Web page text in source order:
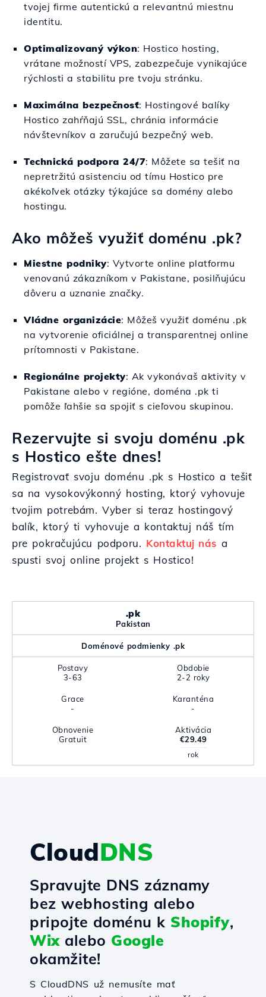
tvojej firme autentickú a relevantnú miestnu
identitu.
Optimalizovaný výkon: Hostico hosting,
vrátane možností VPS, zabezpečuje vynikajúce
rýchlosti a stabilitu pre tvoju stránku.
Maximálna bezpečnosť: Hostingové balíky
Hostico zahŕňajú SSL, chránia informácie
návštevníkov a zaručujú bezpečný web.
Technická podpora 24/7: Môžete sa tešiť na
nepretržitú asistenciu od tímu Hostico pre
akékoľvek otázky týkajúce sa domény alebo
hostingu.
Ako môžeš využiť doménu .pk?
Miestne podniky: Vytvorte online platformu
venovanú zákazníkom v Pakistane, posilňujúcu
dôveru a uznanie značky.
Vládne organizácie: Môžeš využiť doménu .pk
na vytvorenie oficiálnej a transparentnej online
prítomnosti v Pakistane.
Regionálne projekty: Ak vykonávaš aktivity v
Pakistane alebo v regióne, doména .pk ti
pomôže ľahšie sa spojiť s cieľovou skupinou.
Rezervujte si svoju doménu .pk
s Hostico ešte dnes!
Registrovať svoju doménu .pk s Hostico a tešiť
sa na vysokovýkonný hosting, ktorý vyhovuje
tvojim potrebám. Vyber si teraz hostingový
balík, ktorý ti vyhovuje a kontaktuj náš tím
pre pokračujúcu podporu. Kontaktuj nás a
spusti svoj online projekt s Hostico!
.pk
Pakistan
Doménové podmienky .pk
Postavy
3-63
Obdobie
2-2 roky
Grace
-
Karanténa
-
Obnovenie
Gratuit
Aktivácia
€29.49
rok
CloudDNS
Spravujte DNS záznamy
bez webhosting alebo
pripojte doménu k Shopify,
Wixalebo Google
okamžite!
S CloudDNS už nemusíte mať